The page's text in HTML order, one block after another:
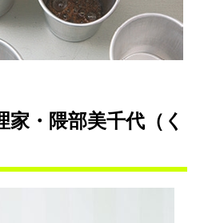
家・隈部美千代（く